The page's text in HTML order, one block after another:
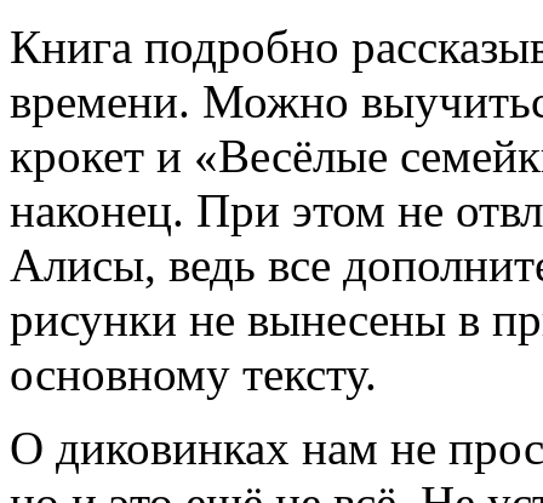
Книга подробно
времени. Можно
крокет и «Весёлые
наконец. При этом не
Алисы, ведь все
рисунки не вынесены в
основному тексту.
О диковинках нам не